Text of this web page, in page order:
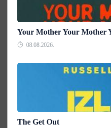
Your Mother Your Mother
08.08.2026.
The Get Out